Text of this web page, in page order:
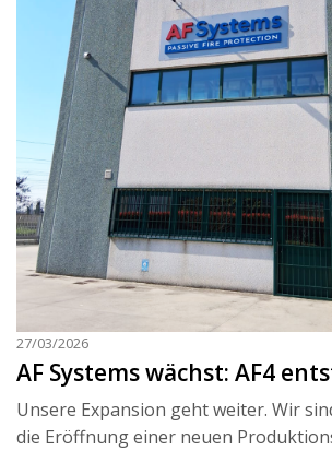
27/03/2026
AF Systems wächst: AF4
Unsere Expansion geht weiter. Wir
die Eröffnung einer neuen